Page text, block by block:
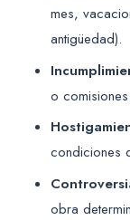
mes,
antigüedad).
o
condiciones
obra